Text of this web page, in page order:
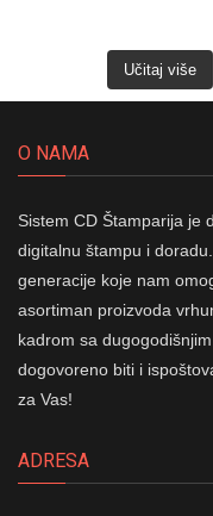
Učitaj više
O NAMA
Sistem CD Štamparija je
digitalnu štampu i
generacije koje nam
asortiman proizvoda
kadrom sa
dogovoreno biti i
za Vas!
ADRESA